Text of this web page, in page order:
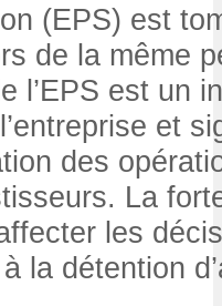
(EPS) est
de la même
l’EPS est un
et
des
La
les
la détention